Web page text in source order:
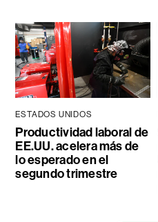
ESTADOS UNIDOS
Productividad laboral de
EE.UU. acelera más de
lo esperado en el
segundo trimestre